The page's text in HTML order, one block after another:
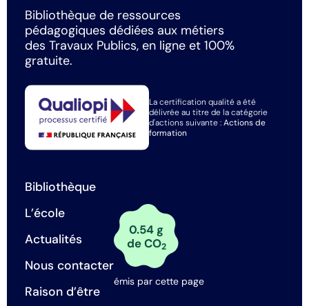
Bibliothèque de ressources
pédagogiques dédiées aux métiers
des Travaux Publics, en ligne et 100%
gratuite.
La certification qualité a été
délivrée au titre de la catégorie
d'actions suivante :Actions de
formation
Bibliothèque
L’école
Actualités
Nous contacter
Raison d’être
0.54 g
de CO2
émis par cette page